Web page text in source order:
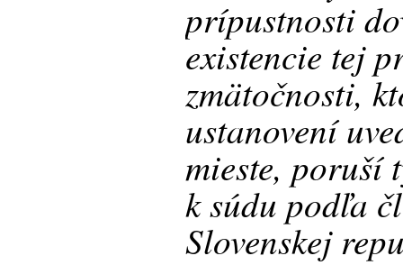
prípustnosti
existencie tej
zmätočnosti,
ustanovení
mieste, poruší
k súdu podľa
Slovenskej